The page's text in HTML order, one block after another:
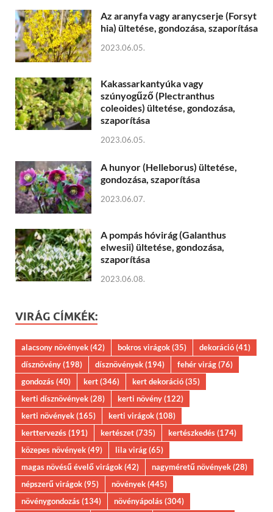
Az aranyfa vagy aranycserje (Forsyt
hia) ültetése, gondozása, szaporítása
2023.06.05.
Kakassarkantyúka vagy
szúnyogűző (Plectranthus
coleoides) ültetése, gondozása,
szaporítása
2023.06.05.
A hunyor (Helleborus) ültetése,
gondozása, szaporítása
2023.06.07.
A pompás hóvirág (Galanthus
elwesii) ültetése, gondozása,
szaporítása
2023.06.08.
VIRÁG CÍMKÉK:
alacsony növények(42) bokros virágok(35) dekoráció(41)
dísznövény(198) dísznövények(194) fehér virág(76)
gondozás(40) kert(346) kert dekoráció(35)
kerti dísznövények(28) kerti növény(122)
kerti növények(165) kerti virágok(108)
kerttervezés(191) kertészet(735) kertészkedés(174)
közepes növények(49) lila virág(65)
magas növésű évelő virágok(42) nagyméretű növények(28)
népszerű virágok(95) növények(445)
növénygondozás(134) növényápolás(304)